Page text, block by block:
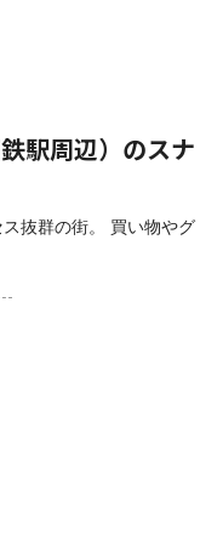
駅周辺）のスナ
抜群の街。 買い物やグ